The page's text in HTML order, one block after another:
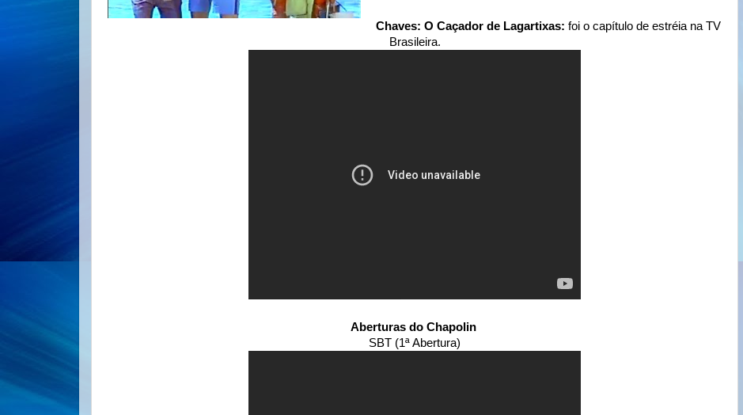
Chaves: O Caçador de Lagartixas:foi o capítulo de estréia na TV
Brasileira.
Aberturas do Chapolin
SBT (1ª Abertura)